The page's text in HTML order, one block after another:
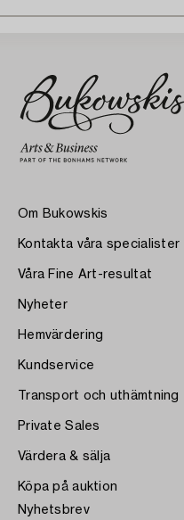
Om Bukowskis
Kontakta våra specialister
Våra Fine Art-resultat
Nyheter
Hemvärdering
Kundservice
Transport och uthämtning
Private Sales
Värdera & sälja
Köpa på auktion
Nyhetsbrev